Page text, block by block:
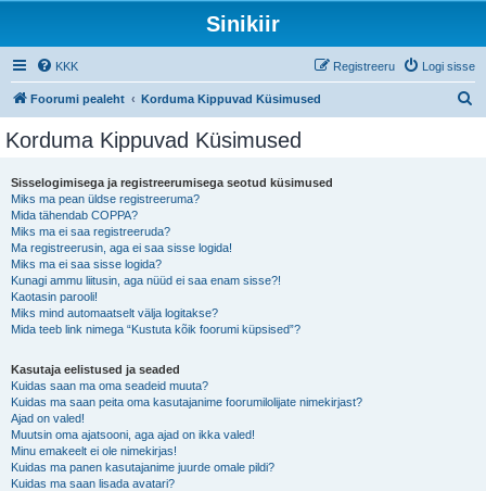
Sinikiir
KKK Logi sisse
Registreeru
Foorumi pealeht Korduma Kippuvad Küsimused
Korduma Kippuvad Küsimused
Sisselogimisega ja registreerumisega seotud küsimused
Miks ma pean üldse registreeruma?
Mida tähendab COPPA?
Miks ma ei saa registreeruda?
Ma registreerusin, aga ei saa sisse logida!
Miks ma ei saa sisse logida?
Kunagi ammu liitusin, aga nüüd ei saa enam sisse?!
Kaotasin parooli!
Miks mind automaatselt välja logitakse?
Mida teeb link nimega “Kustuta kõik foorumi küpsised”?
Kasutaja eelistused ja seaded
Kuidas saan ma oma seadeid muuta?
Kuidas ma saan peita oma kasutajanime foorumilolijate nimekirjast?
Ajad on valed!
Muutsin oma ajatsooni, aga ajad on ikka valed!
Minu emakeelt ei ole nimekirjas!
Kuidas ma panen kasutajanime juurde omale pildi?
Kuidas ma saan lisada avatari?